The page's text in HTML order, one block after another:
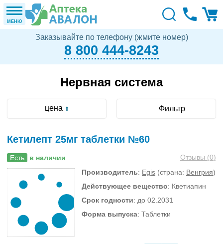
МЕНЮ
Заказывайте по телефону (жмите номер)
8 800 444-8243
Нервная система
цена Фильтр
Кетилепт 25мг таблетки №60
Есть в наличии Отзывы (0)
Производитель: Egis (страна: Венгрия)
Действующее вещество: Кветиапин
Срок годности: до 02.2031
Форма выпуска: Таблетки